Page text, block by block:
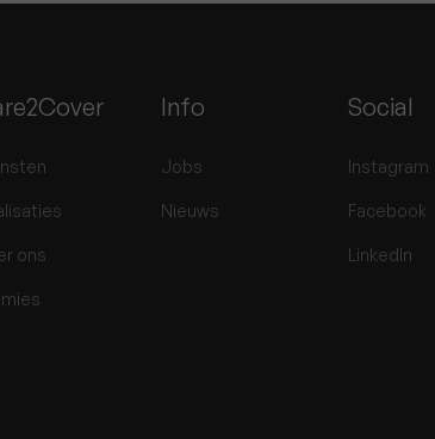
ons
Info
Jobs
Nieuws
Social
Instagram
Facebook
LinkedIn